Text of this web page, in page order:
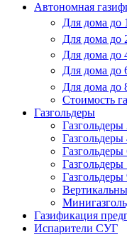
Автономная
Для дома до
Для дома до
Для дома до
Для дома до
Для дома до
Стоимость
Газгольдеры
Газификация
Испарители СУГ